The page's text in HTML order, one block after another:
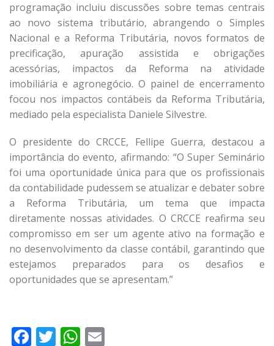
programação incluiu discussões sobre temas centrais
ao novo sistema tributário, abrangendo o Simples
Nacional e a Reforma Tributária, novos formatos de
precificação, apuração assistida e obrigações
acessórias, impactos da Reforma na atividade
imobiliária e agronegócio. O painel de encerramento
focou nos impactos contábeis da Reforma Tributária,
mediado pela especialista Daniele Silvestre.
O presidente do CRCCE, Fellipe Guerra, destacou a
importância do evento, afirmando: “O Super Seminário
foi uma oportunidade única para que os profissionais
da contabilidade pudessem se atualizar e debater sobre
a Reforma Tributária, um tema que impacta
diretamente nossas atividades. O CRCCE reafirma seu
compromisso em ser um agente ativo na formação e
no desenvolvimento da classe contábil, garantindo que
estejamos preparados para os desafios e
oportunidades que se apresentam.”
Facebook
TwitterWhatsApp